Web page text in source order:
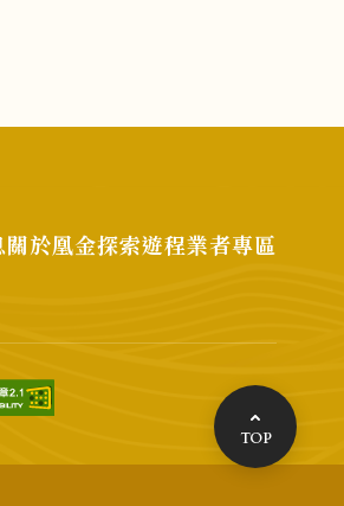
關於凰金探索遊程業者專區
TOP